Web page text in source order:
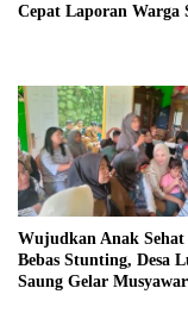
Cepat Laporan Warga
Wujudkan Anak Sehat
Bebas Stunting, Desa
Saung Gelar